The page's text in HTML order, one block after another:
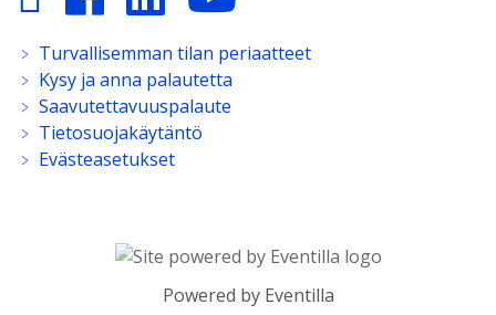
﹥ Turvallisemman tilan periaatteet
﹥ Kysy ja anna palautetta
﹥ Saavutettavuuspalaute
﹥ Tietosuojakäytäntö
﹥ Evästeasetukset
Powered by Eventilla